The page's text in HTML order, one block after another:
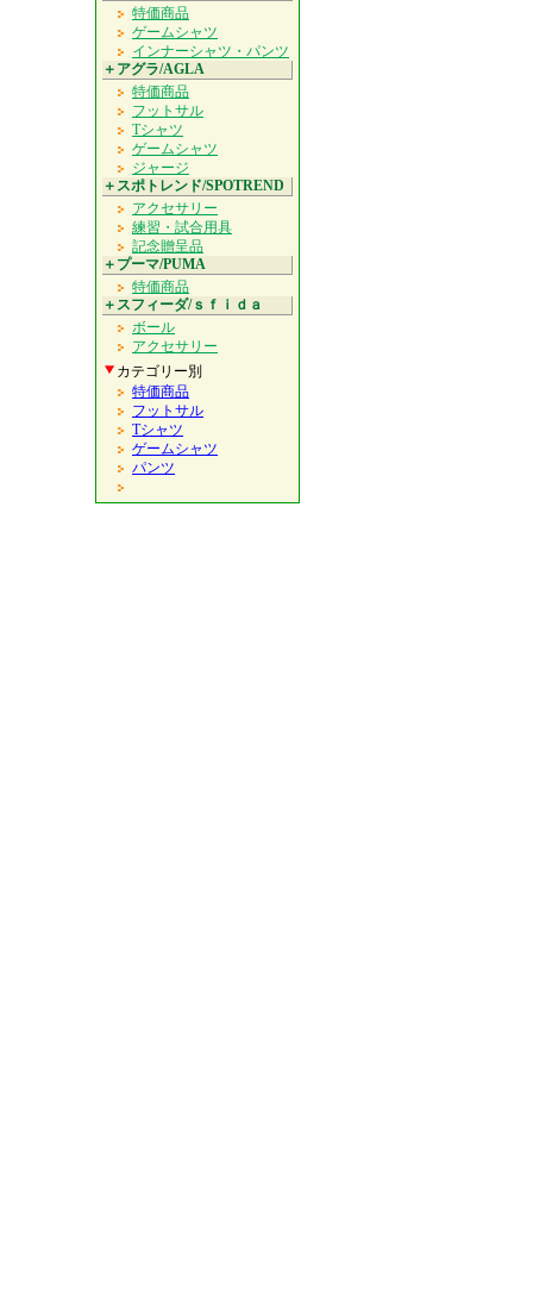
特価商品
ゲームシャツ
インナーシャツ・パンツ
＋アグラ/AGLA
特価商品
フットサル
Tシャツ
ゲームシャツ
ジャージ
＋スポトレンド/SPOTREND
アクセサリー
練習・試合用具
記念贈呈品
＋プーマ/PUMA
特価商品
＋スフィーダ/ｓｆｉｄａ
ボール
アクセサリー
カテゴリー別
特価商品
フットサル
Tシャツ
ゲームシャツ
パンツ